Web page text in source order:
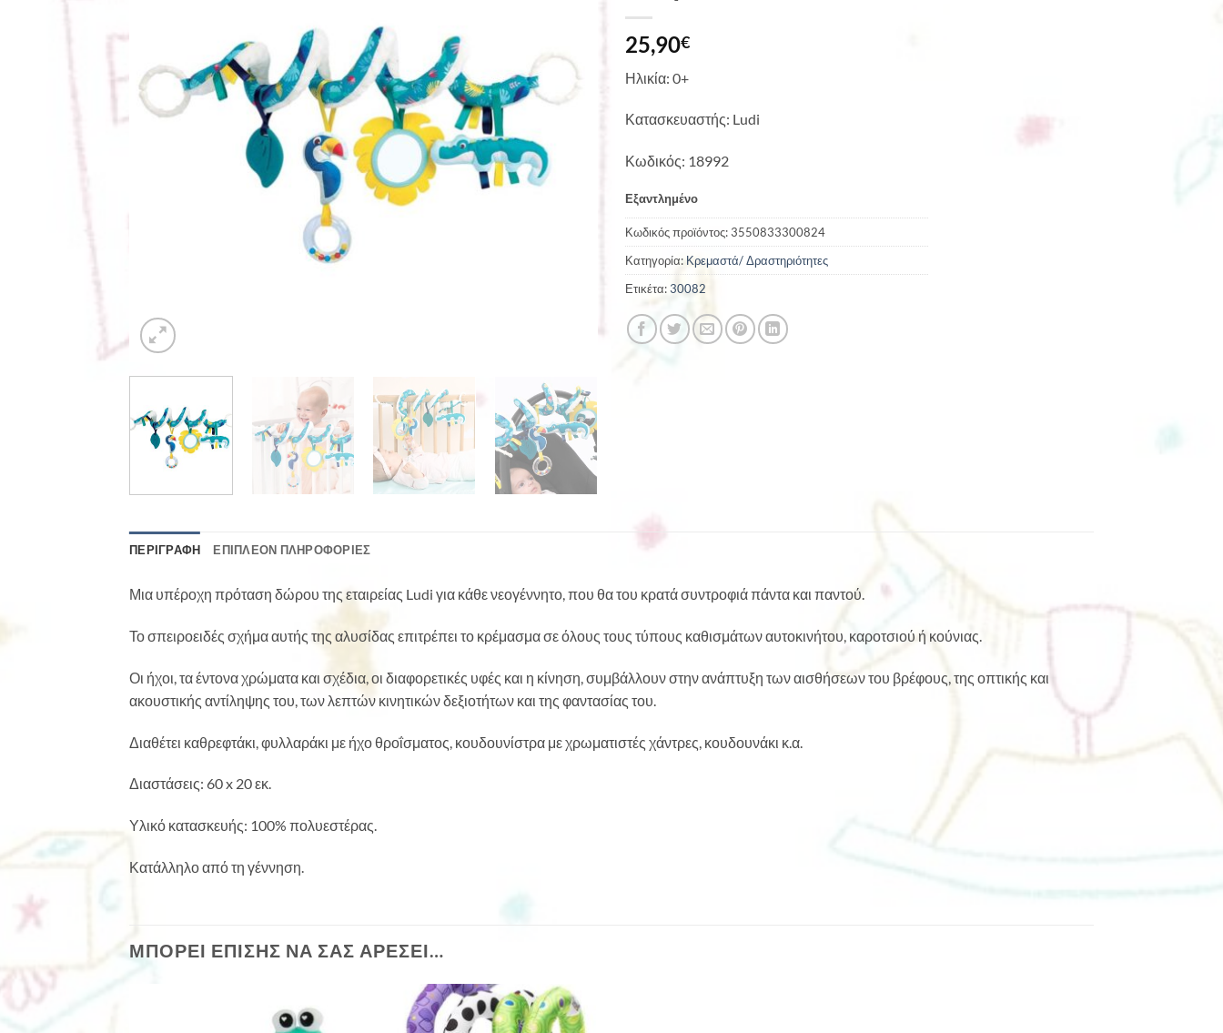
25,90€
Ηλικία: 0+
Κατασκευαστής: Ludi
Κωδικός: 18992
Εξαντλημένο
Κωδικός προϊόντος:3550833300824
Κατηγορία: Κρεμαστά/ Δραστηριότητες
Ετικέτα:30082
ΠΕΡΙΓΡΑΦΉ ΕΠΙΠΛΈΟΝ ΠΛΗΡΟΦΟΡΊΕΣ
Μια υπέροχη πρόταση δώρου της εταιρείας Ludi για κάθε νεογέννητο, που θα του κρατά συντροφιά πάντα και παντού.
Το σπειροειδές σχήμα αυτής της αλυσίδας επιτρέπει το κρέμασμα σε όλους τους τύπους καθισμάτων αυτοκινήτου, καροτσιού ή κούνιας.
Οι ήχοι, τα έντονα χρώματα και σχέδια, οι διαφορετικές υφές και η κίνηση, συμβάλλουν στην ανάπτυξη των αισθήσεων του βρέφους, της οπτικής και
ακουστικής αντίληψης του, των λεπτών κινητικών δεξιοτήτων και της φαντασίας του.
Διαθέτει καθρεφτάκι, φυλλαράκι με ήχο θροΐσματος, κουδουνίστρα με χρωματιστές χάντρες, κουδουνάκι κ.α.
Διαστάσεις: 60 x 20 εκ.
Υλικό κατασκευής: 100% πολυεστέρας.
Κατάλληλο από τη γέννηση.
ΜΠΟΡΕΊ ΕΠΊΣΗΣ ΝΑ ΣΑΣ ΑΡΈΣΕΙ…